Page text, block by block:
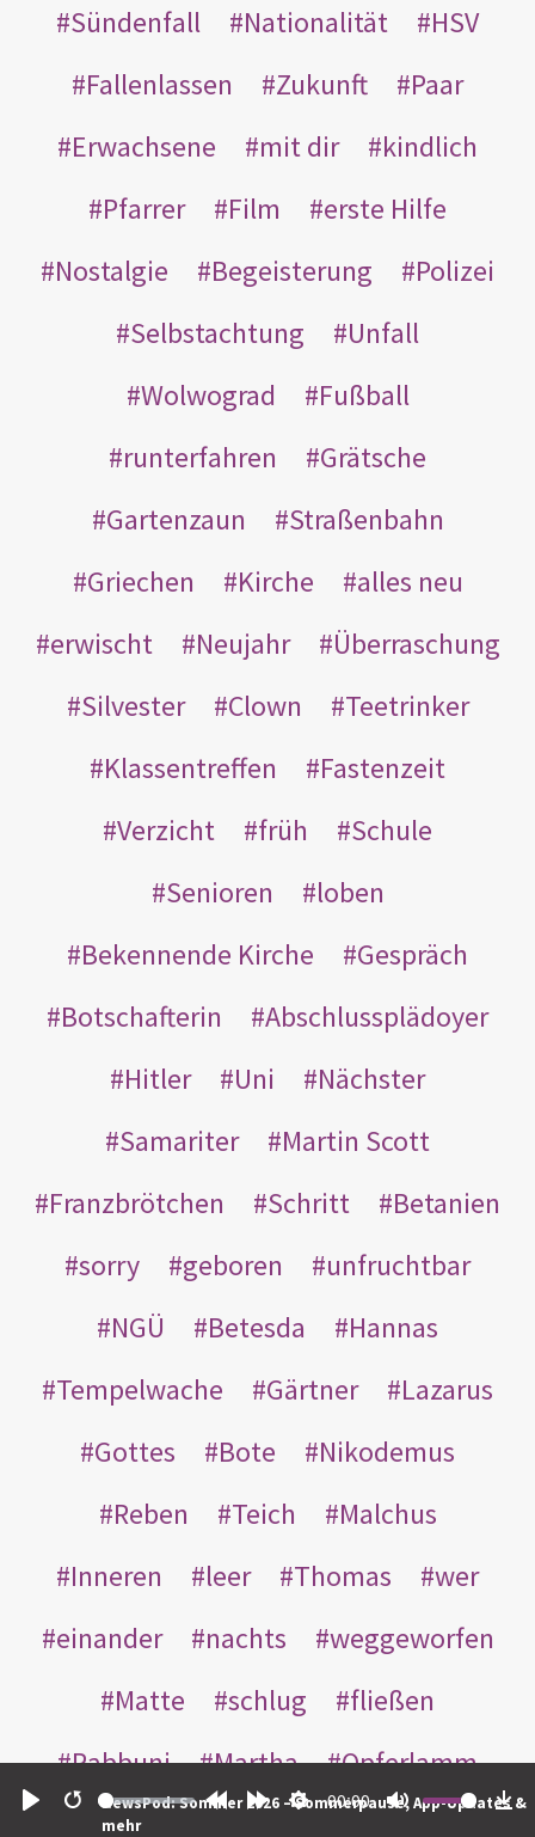
Restart
00:00
NewsPod: Sommer 2026 – Sommerpause, App-Updates &
mehr
Sündenfall
Nationalität
HSV
Fallenlassen
Zukunft
Paar
Erwachsene
mit dir
kindlich
Pfarrer
Film
erste Hilfe
Nostalgie
Begeisterung
Polizei
Selbstachtung
Unfall
Wolwograd
Fußball
runterfahren
Grätsche
Gartenzaun
Straßenbahn
Griechen
Kirche
alles neu
erwischt
Neujahr
Überraschung
Silvester
Clown
Teetrinker
Klassentreffen
Fastenzeit
Verzicht
früh
Schule
Senioren
loben
Bekennende Kirche
Gespräch
Botschafterin
Abschlussplädoyer
Hitler
Uni
Nächster
Samariter
Martin Scott
Franzbrötchen
Schritt
Betanien
sorry
geboren
unfruchtbar
NGÜ
Betesda
Hannas
Tempelwache
Gärtner
Lazarus
Gottes
Bote
Nikodemus
Reben
Teich
Malchus
Inneren
leer Thomas
wer
einander
nachts
weggeworfen
Matte
schlug
fließen
Rabbuni
Martha
Opferlamm
gewaschen
jüdischen